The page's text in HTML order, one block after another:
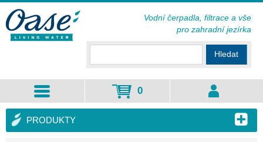
PRODUKTY
Hledat
0
Vodní čerpadla, filtrace a vše
pro zahradní jezírka